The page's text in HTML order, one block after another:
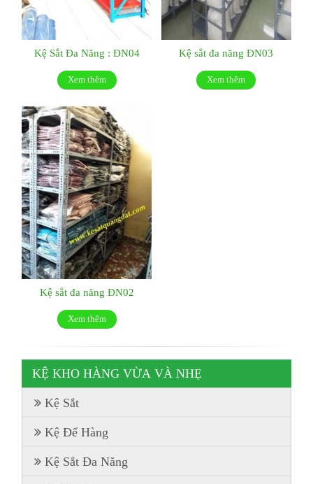
Kệ Sắt Đa Năng : ĐN04
Xem thêm
Kệ sắt đa năng ĐN03
Xem thêm
Kệ sắt đa năng ĐN02
Xem thêm
KỆ KHO HÀNG VỪA VÀ NHẸ
Kệ Sắt
Kệ Để Hàng
Kệ Sắt Đa Năng